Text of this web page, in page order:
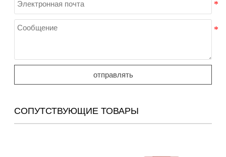
отправлять
СОПУТСТВУЮЩИЕ ТОВАРЫ